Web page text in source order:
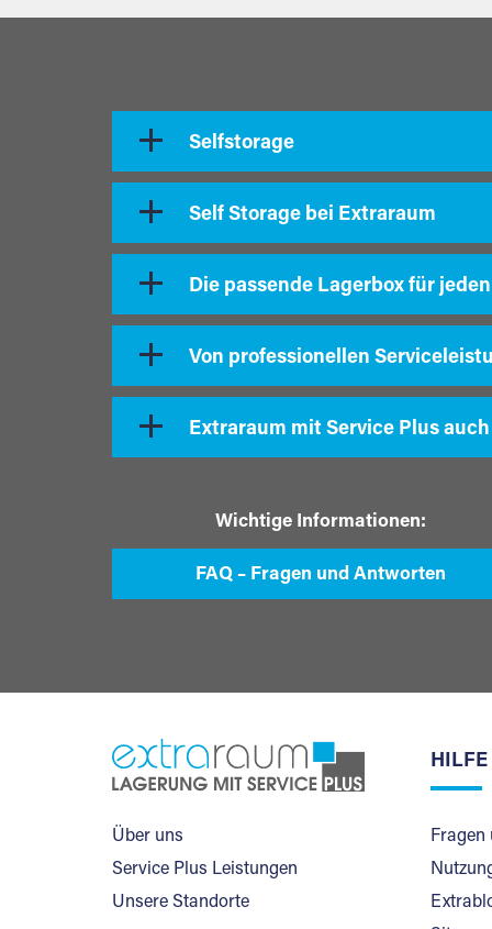
Selfstorage
Self Storage bei Extraraum
Die passende Lagerbox für
Von professionellen
Extraraum mit Service Plus
Wichtige Informationen:
FAQ – Fragen und Antworten
Über uns
Service Plus Leistungen
Unsere Standorte
HILFE